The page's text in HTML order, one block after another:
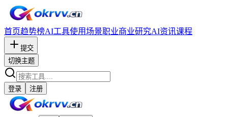
首页趋势榜AI工具使用场景职业商业研究AI资讯课程
提交
切换主题
登录 注册